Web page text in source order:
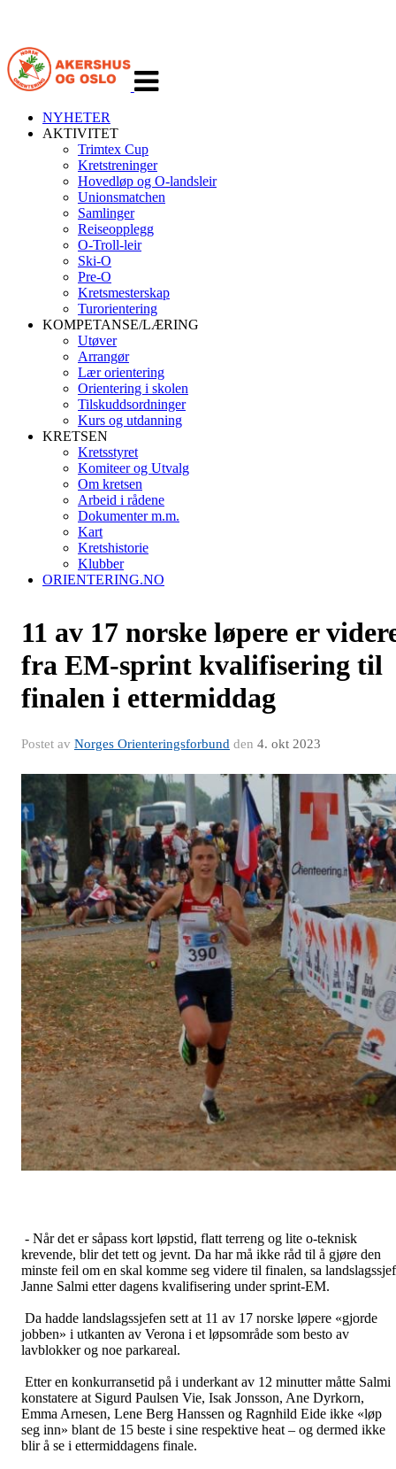
navigasjon
NYHETER
AKTIVITET
Trimtex Cup
Kretstreninger
Hovedløp og O-landsleir
Unionsmatchen
Samlinger
Reiseopplegg
O-Troll-leir
Ski-O
Pre-O
Kretsmesterskap
Turorientering
KOMPETANSE/LÆRING
Utøver
Arrangør
Lær orientering
Orientering i skolen
Tilskuddsordninger
Kurs og utdanning
KRETSEN
Kretsstyret
Komiteer og Utvalg
Om kretsen
Arbeid i rådene
Dokumenter m.m.
Kart
Kretshistorie
Klubber
ORIENTERING.NO
11 av 17 norske løpere er
fra EM-sprint kvalifisering til
finalen i ettermiddag
Postet av Norges Orienteringsforbund den 4. okt 2023
- Når det er såpass kort løpstid, flatt terreng og lite o-teknisk
krevende, blir det tett og jevnt. Da har må ikke råd til å gjøre den
minste feil om en skal komme seg videre til finalen, sa landslagssjef
Janne Salmi etter dagens kvalifisering under sprint-EM.
Da hadde landslagssjefen sett at 11 av 17 norske løpere «gjorde
jobben» i utkanten av Verona i et løpsområde som besto av
lavblokker og noe parkareal.
Etter en konkurransetid på i underkant av 12 minutter måtte Salmi
konstatere at Sigurd Paulsen Vie, Isak Jonsson, Ane Dyrkorn,
Emma Arnesen, Lene Berg Hanssen og Ragnhild Eide ikke «løp
seg inn» blant de 15 beste i sine respektive heat – og dermed ikke
blir å se i ettermiddagens finale.